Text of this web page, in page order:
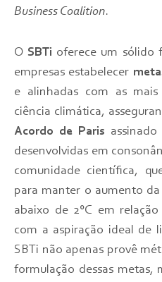
Business Coalition.
OSBTi oferece um sólido
empresas estabelecer
e alinhadas com as mais
ciência climática,
Acordo de Paris
desenvolvidas em
comunidade científica,
para manter o aumento
abaixo de 2°C em
com a aspiração ideal de
SBTi não apenas provê
formulação dessas metas,